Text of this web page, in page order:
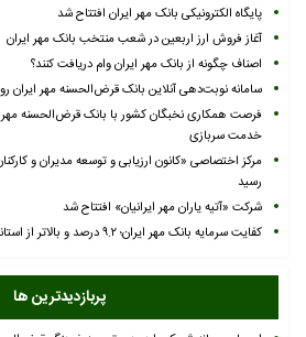
پایگاه الکترونیکی بانک مهر ایران افتتاح شد
آغاز فروش ارز اربعین در شعب منتخب بانک مهر ایران
اصناف چگونه از بانک مهر ایران وام دریافت کنند؟
سامانه نوبت‌دهی آنلاین بانک قرض‌الحسنه مهر ایران
فرصت همکاری نخبگان کشور با بانک قرض‌الحسنه مهر
خدمت سربازی
مرکز اختصاصی «کانون ارزیابی و توسعه مدیران و
رسید
شرکت «آتیه یاران مهر ایرانیان» افتتاح شد
کفایت سرمایه بانک مهر ایران؛ ۹.۲ درصد و بالاتر از استاندارد
پربازدیدترین ها